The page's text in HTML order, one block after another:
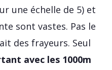
une échelle de 5) et
sont vastes. Pas le
des frayeurs. Seul
avec les 1000m